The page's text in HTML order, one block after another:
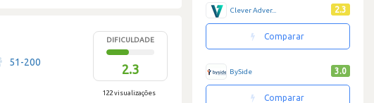
51-200
DIFICULDADE
2.3
122 visualizações
Clever Adver... 2.3
Comparar
BySide 3.0
Comparar